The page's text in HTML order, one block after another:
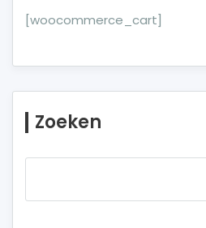
[woocommerce_cart]
Zoeken